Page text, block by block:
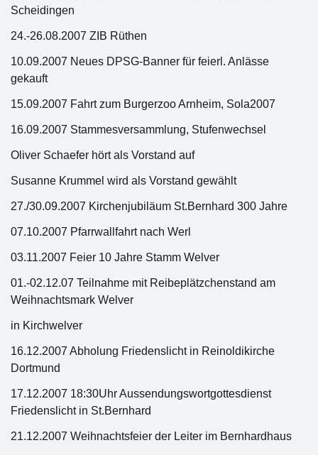
Scheidingen
24.-26.08.2007 ZIB Rüthen
10.09.2007 Neues DPSG-Banner für feierl. Anlässe
gekauft
15.09.2007 Fahrt zum Burgerzoo Arnheim, Sola2007
16.09.2007 Stammesversammlung, Stufenwechsel
Oliver Schaefer hört als Vorstand auf
Susanne Krummel wird als Vorstand gewählt
27./30.09.2007 Kirchenjubiläum St.Bernhard 300 Jahre
07.10.2007 Pfarrwallfahrt nach Werl
03.11.2007 Feier 10 Jahre Stamm Welver
01.-02.12.07 Teilnahme mit Reibeplätzchenstand am
Weihnachtsmark Welver
in Kirchwelver
16.12.2007 Abholung Friedenslicht in Reinoldikirche
Dortmund
17.12.2007 18:30Uhr Aussendungswortgottesdienst
Friedenslicht in St.Bernhard
21.12.2007 Weihnachtsfeier der Leiter im Bernhardhaus